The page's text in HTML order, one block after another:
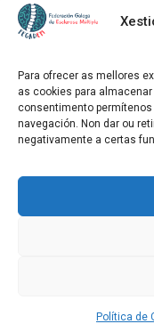
Para ofrecer as mellores
as cookies para
consentimento
navegación. Non dar ou
negativamente a certas
Política de
Hosting patrocinado
Entidade declarada de